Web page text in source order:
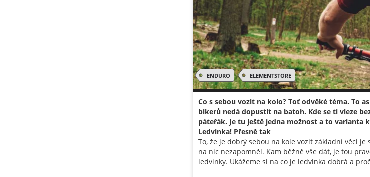
ENDURO ELEMENTSTORE
Co s sebou vozit na kolo? Toť odvěké téma. To
bikerů nedá dopustit na batoh. Kde se ti vleze
páteřák. Je tu ještě jedna možnost a to varianta
Ledvinka! Přesně tak
To, že je dobrý sebou na kole vozit základní věci
na nic nezapomněl. Kam běžně vše dát, je tou
ledvinky. Ukážeme si na co je ledvinka dobrá a